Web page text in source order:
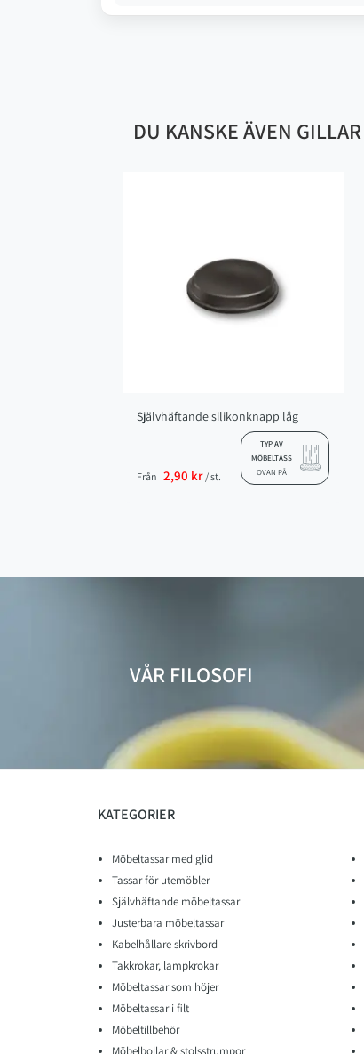
DU KANSKE ÄVEN GILLAR
Självhäftande silikonknapp låg
Från 2,90 kr / st.
TYP AV
MÖBELTASS
OVAN PÅ
VÅR FILOSOFI
KATEGORIER
Möbeltassar med glid
Tassar för utemöbler
Självhäftande möbeltassar
Justerbara möbeltassar
Kabelhållare skrivbord
Takkrokar, lampkrokar
Möbeltassar som höjer
Möbeltassar i filt
Möbeltillbehör